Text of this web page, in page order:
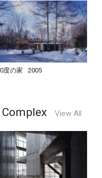
度の家 2005
View All